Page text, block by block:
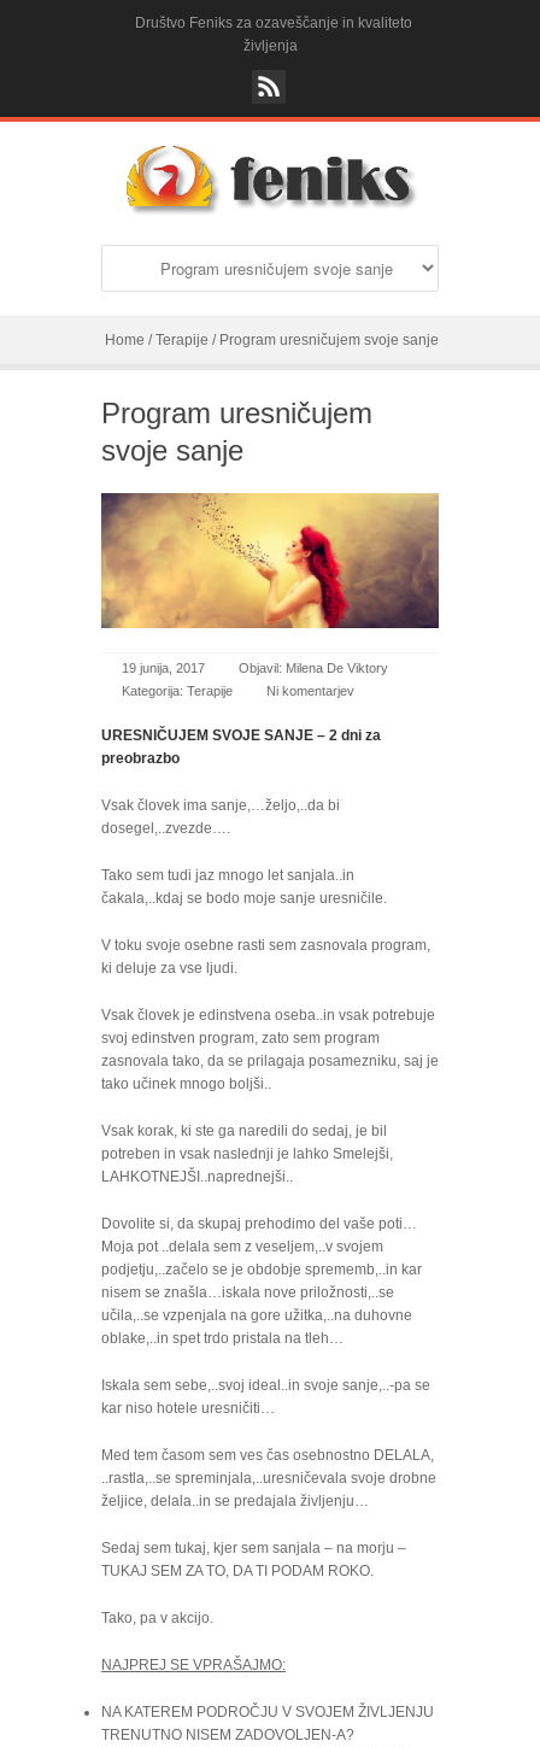
Društvo Feniks za ozaveščanje in kvaliteto
življenja
Home /Terapije / Program uresničujem svoje sanje
Program uresničujem
svoje sanje
19 junija, 2017 Objavil: Milena De Viktory
Kategorija: Terapije Ni komentarjev
URESNIČUJEM SVOJE SANJE – 2 dni za
preobrazbo
Vsak človek ima sanje,…željo,..da bi
dosegel,..zvezde….
Tako sem tudi jaz mnogo let sanjala..in
čakala,..kdaj se bodo moje sanje uresničile.
V toku svoje osebne rasti sem zasnovala program,
ki deluje za vse ljudi.
Vsak človek je edinstvena oseba..in vsak potrebuje
svoj edinstven program, zato sem program
zasnovala tako, da se prilagaja posamezniku, saj je
tako učinek mnogo boljši..
Vsak korak, ki ste ga naredili do sedaj, je bil
potreben in vsak naslednji je lahko Smelejši,
LAHKOTNEJŠI..naprednejši..
Dovolite si, da skupaj prehodimo del vaše poti…
Moja pot ..delala sem z veseljem,..v svojem
podjetju,..začelo se je obdobje sprememb,..in kar
nisem se znašla…iskala nove priložnosti,..se
učila,..se vzpenjala na gore užitka,..na duhovne
oblake,..in spet trdo pristala na tleh…
Iskala sem sebe,..svoj ideal..in svoje sanje,..-pa se
kar niso hotele uresničiti…
Med tem časom sem ves čas osebnostno DELALA,
..rastla,..se spreminjala,..uresničevala svoje drobne
željice, delala..in se predajala življenju…
Sedaj sem tukaj, kjer sem sanjala – na morju –
TUKAJ SEM ZA TO, DA TI PODAM ROKO.
Tako, pa v akcijo.
NAJPREJ SE VPRAŠAJMO:
NA KATEREM PODROČJU V SVOJEM ŽIVLJENJU
TRENUTNO NISEM ZADOVOLJEN-A?